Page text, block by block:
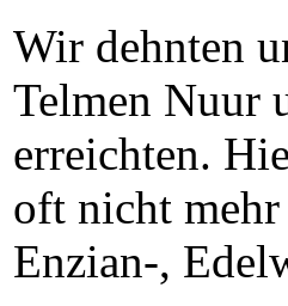
Wir dehnten
Telmen Nuur
erreichten.
oft nicht mehr
Enzian-,